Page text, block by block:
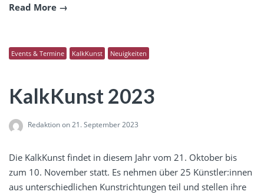
Read More
Events & Termine KalkKunst Neuigkeiten
KalkKunst 2023
Redaktionon 21. September 2023
Die KalkKunst findet in diesem Jahr vom 21. Oktober bis
zum 10. November statt. Es nehmen über 25 Künstler:innen
aus unterschiedlichen Kunstrichtungen teil und stellen ihre